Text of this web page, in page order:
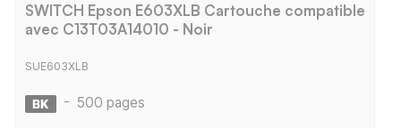
SWITCH Epson E603XLB Cartouche compatible
avec C13T03A14010 - Noir
SUE603XLB
- 500 pages